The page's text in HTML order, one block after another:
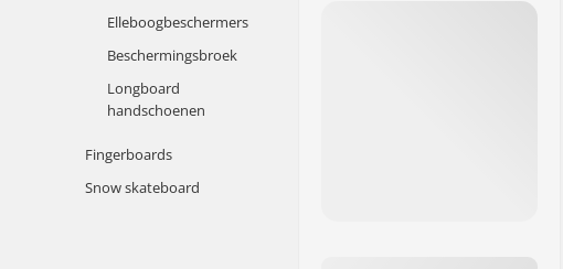
Elleboogbeschermers
Beschermingsbroek
Longboard
handschoenen
Fingerboards
Snow skateboard